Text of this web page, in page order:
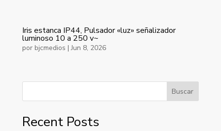
Iris estanca IP44, Pulsador «luz» señalizador
luminoso 10 a 250 v~
por bjcmedios |Jun 8, 2026
Buscar
Recent Posts